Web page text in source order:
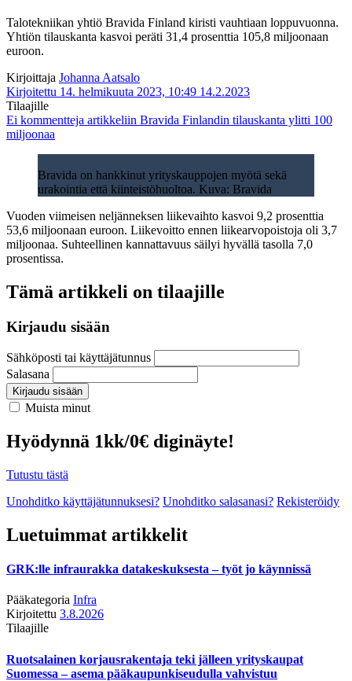
Talotekniikan yhtiö Bravida Finland kiristi vauhtiaan loppuvuonna.
Yhtiön tilauskanta kasvoi peräti 31,4 prosenttia 105,8 miljoonaan
euroon.
Kirjoittaja Johanna Aatsalo
Kirjoitettu 14. helmikuuta 2023, 10:49 14.2.2023
Tilaajille
Ei kommentteja artikkeliin Bravida Finlandin tilauskanta ylitti 100
miljoonaa
Bravida on hankkinut yrityskauppojen myötä sekä
urakointia että kiinteistöhuoltoa. Kuva: Bravida
Vuoden viimeisen neljänneksen liikevaihto kasvoi 9,2 prosenttia
53,6 miljoonaan euroon. Liikevoitto ennen liikearvopoistoja oli 3,7
miljoonaa. Suhteellinen kannattavuus säilyi hyvällä tasolla 7,0
prosentissa.
Tämä artikkeli on tilaajille
Kirjaudu sisään
Sähköposti tai käyttäjätunnus
Salasana
Kirjaudu sisään
Muista minut
Hyödynnä 1kk/0€ diginäyte!
Tutustu tästä
Unohditko käyttäjätunnuksesi? Unohditko salasanasi? Rekisteröidy
Luetuimmat artikkelit
GRK:lle infraurakka datakeskuksesta – työt jo käynnissä
Pääkategoria Infra
Kirjoitettu 3.8.2026
Tilaajille
Ruotsalainen korjausrakentaja teki jälleen yrityskaupat
Suomessa – asema pääkaupunkiseudulla vahvistuu